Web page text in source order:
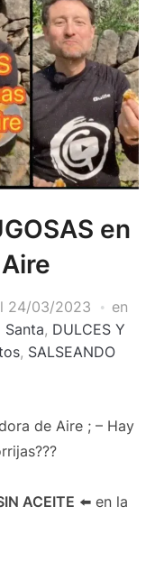
en
24/03/2023
en
Santa, DULCES Y
, SALSEANDO
de Aire ; – Hay
ACEITE ⬅️ en la